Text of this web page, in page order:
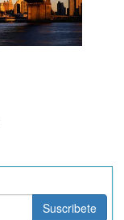
Suscribete